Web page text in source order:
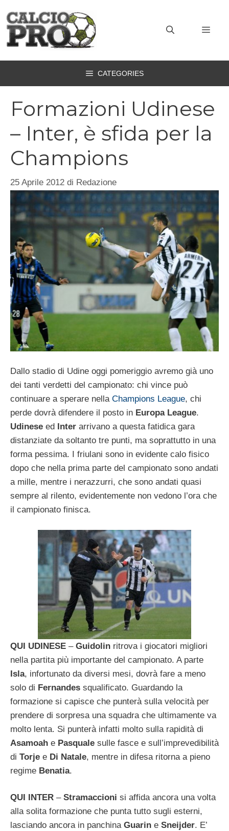
contenuto
CATEGORIES
Formazioni Udinese
– Inter, è sfida per la
Champions
25 Aprile 2012 di Redazione
Dallo stadio di Udine oggi pomeriggio avremo già uno
dei tanti verdetti del campionato: chi vince può
continuare a sperare nella Champions League, chi
perde dovrà difendere il posto in Europa League.
Udinese ed Inter arrivano a questa fatidica gara
distanziate da soltanto tre punti, ma soprattutto in una
forma pessima. I friulani sono in evidente calo fisico
dopo che nella prima parte del campionato sono andati
a mille, mentre i nerazzurri, che sono andati quasi
sempre al rilento, evidentemente non vedono l’ora che
il campionato finisca.
QUI UDINESE – Guidolin ritrova i giocatori migliori
nella partita più importante del campionato. A parte
Isla, infortunato da diversi mesi, dovrà fare a meno
solo di Fernandes squalificato. Guardando la
formazione si capisce che punterà sulla velocità per
prendere di sorpresa una squadra che ultimamente va
molto lenta. Si punterà infatti molto sulla rapidità di
Asamoah e Pasquale sulle fasce e sull’imprevedibilità
di Torje e Di Natale, mentre in difesa ritorna a pieno
regime Benatia.
QUI INTER – Stramaccioni si affida ancora una volta
alla solita formazione che punta tutto sugli esterni,
lasciando ancora in panchina Guarin e Sneijder. E’